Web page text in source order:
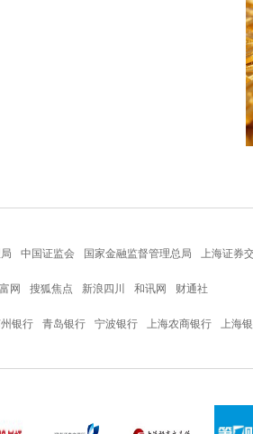
中国证监会 国家金融监督管理总局 上海证券
网 搜狐焦点 新浪四川 和讯网 财通社
银行 青岛银行 宁波银行 上海农商银行 上海